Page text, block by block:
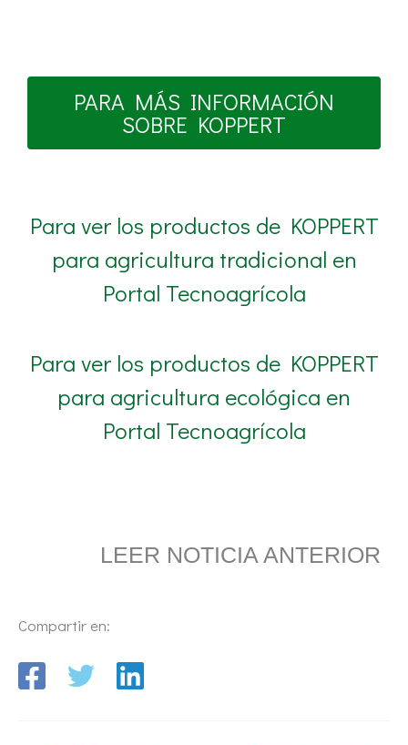
PARA MÁS INFORMACIÓN
SOBRE KOPPERT
Para ver los productos de KOPPERT
para agricultura tradicional en
Portal Tecnoagrícola
Para ver los productos de KOPPERT
para agricultura ecológica en
Portal Tecnoagrícola
LEER NOTICIA ANTERIOR
Compartir en: